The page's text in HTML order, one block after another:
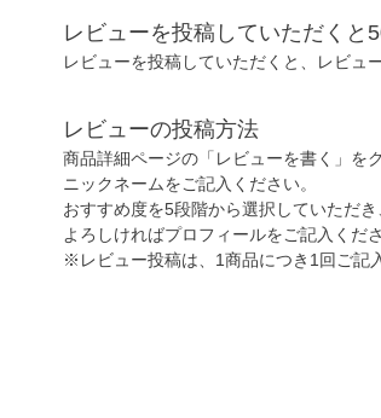
レビューを投稿していただくと
レビューを投稿していただくと、レビュ
レビューの投稿方法
商品詳細ページの「レビューを書く」を
ニックネームをご記入ください。
おすすめ度を5段階から選択していただ
よろしければプロフィールをご記入くださ
※レビュー投稿は、1商品につき1回ご記